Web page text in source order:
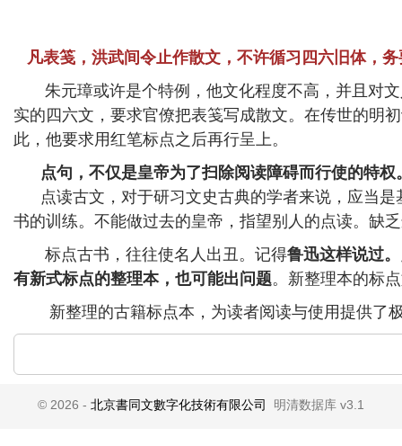
凡表笺，洪武间令止作散文，不许循习四六旧体，
朱元璋或许是个特例，他文化程度不高，并且对文
实的四六文，要求官僚把表笺写成散文。在传世的明
此，他要求用红笔标点之后再行呈上。
点句，不仅是皇帝为了扫除阅读障碍而行使的特
点读古文，对于研习文史古典的学者来说，应当是
书的训练。不能做过去的皇帝，指望别人的点读。缺
标点古书，往往使名人出丑。记得鲁迅这样说过
有新式标点的整理本，也可能出问题。新整理本的标
新整理的古籍标点本，为读者阅读与使用提供了
© 2026 - 北京書同文數字化技術有限公司 明清数据库 v3.1